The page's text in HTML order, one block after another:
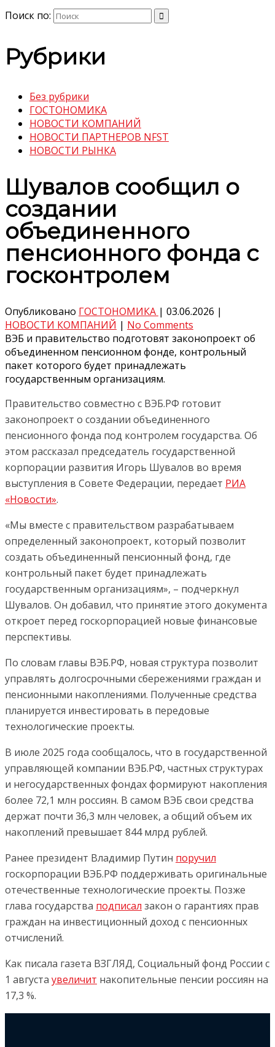
Поиск по:
Рубрики
Без рубрики
ГОСТОНОМИКА
НОВОСТИ КОМПАНИЙ
НОВОСТИ ПАРТНЕРОВ NFST
НОВОСТИ РЫНКА
Шувалов сообщил о
создании
объединенного
пенсионного фонда с
госконтролем
Опубликовано ГОСТОНОМИКА | 03.06.2026 |
НОВОСТИ КОМПАНИЙ | No Comments
ВЭБ и правительство подготовят законопроект об
объединенном пенсионном фонде, контрольный
пакет которого будет принадлежать
государственным организациям.
Правительство совместно с ВЭБ.РФ готовит
законопроект о создании объединенного
пенсионного фонда под контролем государства. Об
этом рассказал председатель государственной
корпорации развития Игорь Шувалов во время
выступления в Совете Федерации, передает РИА
«Новости».
«Мы вместе с правительством разрабатываем
определенный законопроект, который позволит
создать объединенный пенсионный фонд, где
контрольный пакет будет принадлежать
государственным организациям», – подчеркнул
Шувалов. Он добавил, что принятие этого документа
откроет перед госкорпорацией новые финансовые
перспективы.
По словам главы ВЭБ.РФ, новая структура позволит
управлять долгосрочными сбережениями граждан и
пенсионными накоплениями. Полученные средства
планируется инвестировать в передовые
технологические проекты.
В июле 2025 года сообщалось, что в государственной
управляющей компании ВЭБ.РФ, частных структурах
и негосударственных фондах формируют накопления
более 72,1 млн россиян. В самом ВЭБ свои средства
держат почти 36,3 млн человек, а общий объем их
накоплений превышает 844 млрд рублей.
Ранее президент Владимир Путин поручил
госкорпорации ВЭБ.РФ поддерживать оригинальные
отечественные технологические проекты. Позже
глава государства подписал закон о гарантиях прав
граждан на инвестиционный доход с пенсионных
отчислений.
Как писала газета ВЗГЛЯД, Социальный фонд России с
1 августа увеличит накопительные пенсии россиян на
17,3 %.